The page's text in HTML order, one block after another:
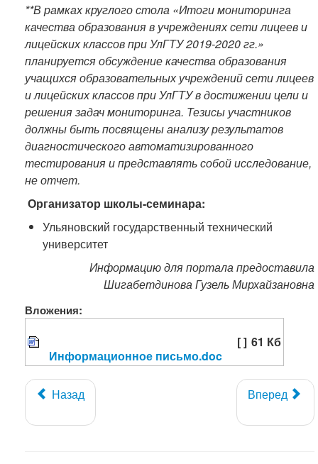
**В рамках круглого стола «Итоги мониторинга
качества образования в учреждениях сети лицеев и
лицейских классов при УлГТУ 2019-2020 гг.»
планируется обсуждениекачества образования
учащихся образовательных учреждений сети лицеев
и лицейских классов при УлГТУ в достижении цели и
решения задач мониторинга. Тезисы участников
должны быть посвящены анализу результатов
диагностического автоматизированного
тестирования и представлять собой исследование,
не отчет.
Организатор школы-семинара:
Ульяновский государственный технический
университет
Информацию для портала предоставила
Шигабетдинова Гузель Мирхайзановна
Вложения:
Информационное письмо.doc
[ ] 61 Кб
Назад Вперед